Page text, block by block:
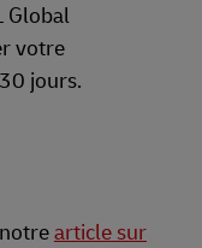
Global
votre
jours.
article sur